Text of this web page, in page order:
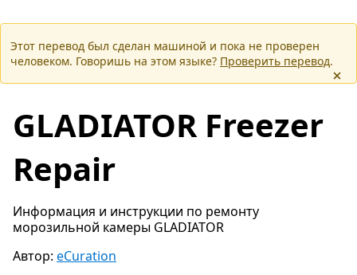
Этот перевод был сделан машиной и пока не проверен
человеком. Говоришь на этом языке? Проверить перевод.
GLADIATOR Freezer
Repair
Информация и инструкции по ремонту
морозильной камеры GLADIATOR
Автор: eCuration